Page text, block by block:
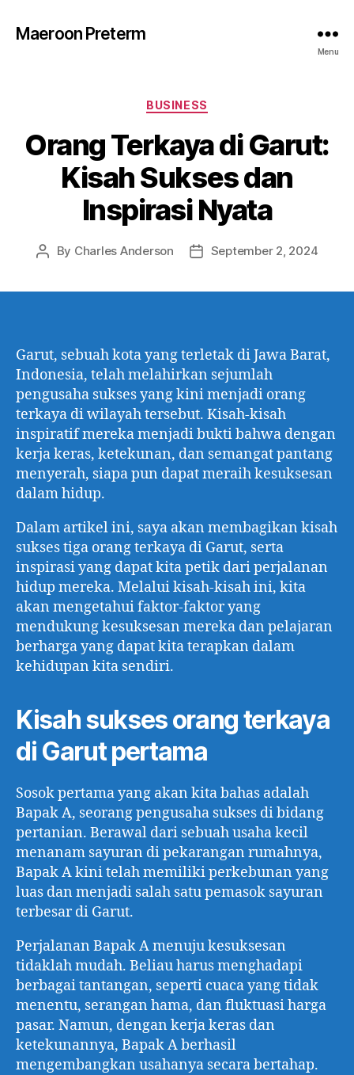
Maeroon Preterm
Menu
Categories
BUSINESS
Orang Terkaya di Garut:
Kisah Sukses dan
Inspirasi Nyata
Post
By Charles Anderson
PostSeptember 2, 2024
Garut, sebuah kota yang terletak di Jawa Barat,
Indonesia, telah melahirkan sejumlah
pengusaha sukses yang kini menjadi orang
terkaya di wilayah tersebut. Kisah-kisah
inspiratif mereka menjadi bukti bahwa dengan
kerja keras, ketekunan, dan semangat pantang
menyerah, siapa pun dapat meraih kesuksesan
dalam hidup.
Dalam artikel ini, saya akan membagikan kisah
sukses tiga orang terkaya di Garut, serta
inspirasi yang dapat kita petik dari perjalanan
hidup mereka. Melalui kisah-kisah ini, kita
akan mengetahui faktor-faktor yang
mendukung kesuksesan mereka dan pelajaran
berharga yang dapat kita terapkan dalam
kehidupan kita sendiri.
Kisah sukses orang terkaya
di Garut pertama
Sosok pertama yang akan kita bahas adalah
Bapak A, seorang pengusaha sukses di bidang
pertanian. Berawal dari sebuah usaha kecil
menanam sayuran di pekarangan rumahnya,
Bapak A kini telah memiliki perkebunan yang
luas dan menjadi salah satu pemasok sayuran
terbesar di Garut.
Perjalanan Bapak A menuju kesuksesan
tidaklah mudah. Beliau harus menghadapi
berbagai tantangan, seperti cuaca yang tidak
menentu, serangan hama, dan fluktuasi harga
pasar. Namun, dengan kerja keras dan
ketekunannya, Bapak A berhasil
mengembangkan usahanya secara bertahap.